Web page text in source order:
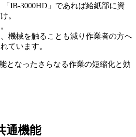
IB-3000HD」であれば給紙部に資
。
機械を触ることも減り作業者の方へ
ています。
通機能